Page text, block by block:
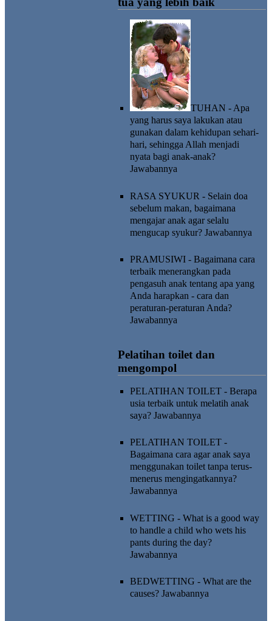
TUHAN - Apa
yang harus saya lakukan atau
gunakan dalam kehidupan sehari-
hari, sehingga Allah menjadi
nyata bagi anak-anak?
Jawabannya
RASA SYUKUR - Selain doa
sebelum makan, bagaimana
mengajar anak agar selalu
mengucap syukur? Jawabannya
PRAMUSIWI - Bagaimana cara
terbaik menerangkan pada
pengasuh anak tentang apa yang
Anda harapkan - cara dan
peraturan-peraturan Anda?
Jawabannya
Pelatihan toilet dan
mengompol
PELATIHAN TOILET - Berapa
usia terbaik untuk melatih anak
saya? Jawabannya
PELATIHAN TOILET -
Bagaimana cara agar anak saya
menggunakan toilet tanpa terus-
menerus mengingatkannya?
Jawabannya
WETTING - What is a good way
to handle a child who wets his
pants during the day?
Jawabannya
BEDWETTING - What are the
causes? Jawabannya